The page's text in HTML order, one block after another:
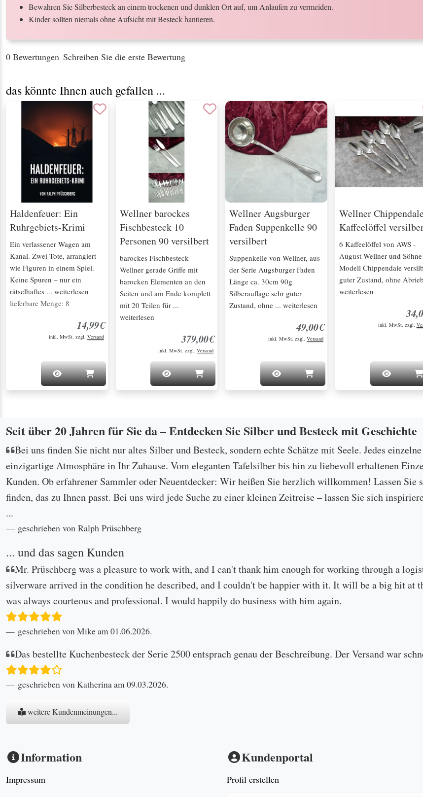
Bewahren Sie Silberbesteck an einem trockenen und dunklen Ort auf, um Anlaufen zu vermeiden.
Kinder sollten niemals ohne Aufsicht mit Besteck hantieren.
0 Bewertungen Schreiben Sie die erste Bewertung
das könnte Ihnen auch gefallen ...
Haldenfeuer: Ein
Ruhrgebiets-Krimi
Ein verlassener Wagen am
Kanal. Zwei Tote, arrangiert
wie Figuren in einem Spiel.
Keine Spuren – nur ein
rätselhaftes ... weiterlesen
lieferbare Menge: 8
14,99€
inkl. MwSt. zzgl. Versand
Wellner barockes
Fischbesteck 10
Personen 90 versilbert
barockes Fischbesteck
Wellner gerade Griffe mit
barocken Elementen an den
Seiten und am Ende komplett
mit 20 Teilen für ...
weiterlesen
379,00€
inkl. MwSt. zzgl.Versand
Wellner Augsburger
Faden Suppenkelle 90
versilbert
Suppenkelle von Wellner, aus
der Serie Augsburger Faden
Länge ca. 30cm 90g
Silberauflage sehr guter
Zustand, ohne ... weiterlesen
49,00€
inkl. MwSt. zzgl. Versand
Wellner
Kaffeelöffel
6 Kaffeelöffel von AWS -
August Wellner und Söhne
Modell Chippendale
guter Zustand, ohne
weiterlesen
inkl. MwSt. zzgl.
Seit über 20 Jahren für Sie da – Entdecken Sie Silber und Besteck mit Geschichte
Bei uns finden Sie nicht nur altes Silber und Besteck, sondern echte Schätze mit Seele. Jedes
einzigartige Atmosphäre in Ihr Zuhause. Vom eleganten Tafelsilber bis hin zu liebevoll erhaltenen
Kunden. Ob erfahrener Sammler oder Neuentdecker: Wir heißen Sie herzlich willkommen! Lassen Sie
finden, das zu Ihnen passt. Bei uns wird jede Suche zu einer kleinen Zeitreise – lassen Sie sich
...
geschrieben von Ralph Prüschberg
... und das sagen Kunden
Mr. Prüschberg was a pleasure to work with, and I can't thank him enough for working through a
silverware arrived in the condition he described, and I couldn't be happier with it. It will be a big hit at
was always courteous and professional. I would happily do business with him again.
geschrieben von Mike am 01.06.2026.
Das bestellte Kuchenbesteck der Serie 2500 entsprach genau der Beschreibung. Der Versand war
geschrieben von Katherina am 09.03.2026.
weitere Kundenmeinungen...
Information
Impressum
Kundenportal
Profil erstellen